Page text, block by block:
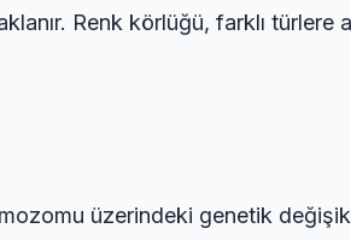
Renk körlüğü, farklı türlere
üzerindeki genetik